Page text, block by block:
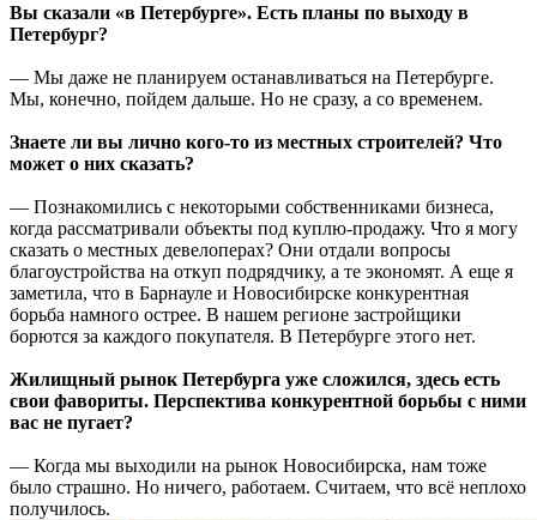
Вы сказали «в Петербурге». Есть планы по выходу в
Петербург?
— Мы даже не планируем останавливаться на Петербурге.
Мы, конечно, пойдем дальше. Но не сразу, а со временем.
Знаете ли вы лично кого-то из местных строителей? Что
может о них сказать?
— Познакомились с некоторыми собственниками бизнеса,
когда рассматривали объекты под куплю-продажу. Что я могу
сказать о местных девелоперах? Они отдали вопросы
благоустройства на откуп подрядчику, а те экономят. А еще я
заметила, что в Барнауле и Новосибирске конкурентная
борьба намного острее. В нашем регионе застройщики
борются за каждого покупателя. В Петербурге этого нет.
Жилищный рынок Петербурга уже сложился, здесь есть
свои фавориты. Перспектива конкурентной борьбы с ними
вас не пугает?
— Когда мы выходили на рынок Новосибирска, нам тоже
было страшно. Но ничего, работаем. Считаем, что всё неплохо
получилось.